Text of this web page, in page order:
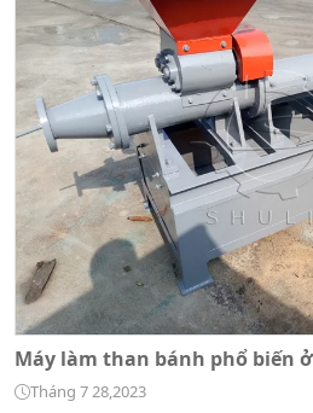
Máy làm than bánh phổ biến
Tháng 7 28,2023